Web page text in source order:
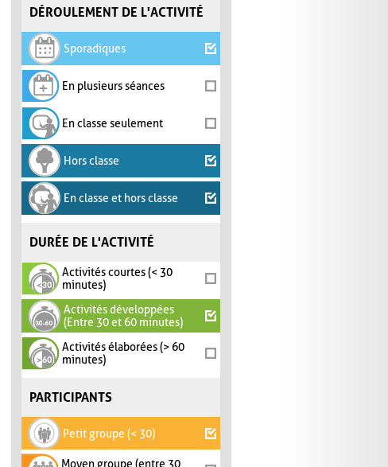
DÉROULEMENT DE L'ACTIVITÉ
Sporadiques
En plusieurs séances
En classe seulement
Hors classe
En classe et hors classe
DURÉE DE L'ACTIVITÉ
Activités courtes (< 30
minutes)
Activités développées
(Entre 30 et 60 minutes)
Activités élaborées (> 60
minutes)
PARTICIPANTS
Petit groupe (< 30)
Moyen groupe (entre 30